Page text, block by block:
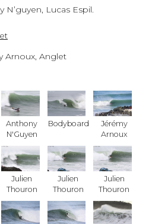
Lucas Espil.
Arnoux, Anglet
Anthony
N'Guyen
Bodyboard
Jérémy
Arnoux
Julien
Thouron
Julien
Thouron
Julien
Thouron